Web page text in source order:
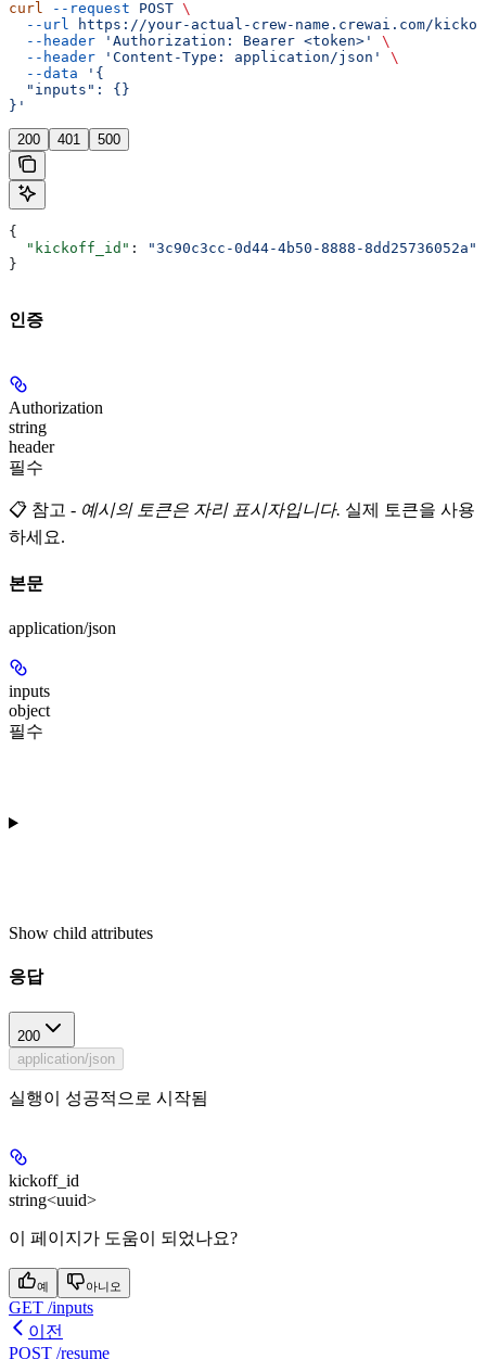
curl --request POST \
  --url
https://your-actual-crew-name.crewai.com/
  --header
'Authorization: Bearer <token>'
\
  --header
'Content-Type: application/json'
\
  --data
'{
  "inputs": {}
}'
200 401 500
{
  "kickoff_id"
:
"3c90c3cc-0d44-4b50-8888-8dd25736052a"
}
인증
Authorization
string
header
필수
📋 참고 - 예시의 토큰은 자리 표시자입니다. 실제 토큰을 사용
하세요.
본문
application/json
inputs
object
필수
Show child attributes
응답
200
application/json
실행이 성공적으로 시작됨
kickoff_id
string<uuid>
이 페이지가 도움이 되었나요?
예 아니오
GET /inputs
이전
POST /resume